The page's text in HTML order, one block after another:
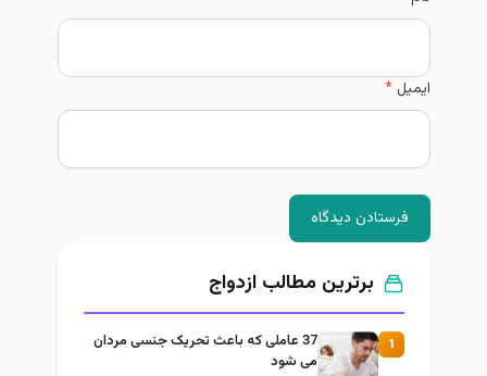
ایمیل*
فرستادن دیدگاه
برترین مطالب ازدواج
1
37 عاملی که باعث تحریک جنسی مردان
می شود